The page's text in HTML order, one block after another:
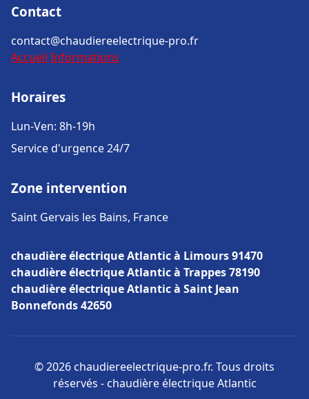
Contact
contact@chaudiereelectrique-pro.fr
Accueil Informations
Horaires
Lun-Ven: 8h-19h
Service d'urgence 24/7
Zone intervention
Saint Gervais les Bains, France
chaudière électrique Atlantic à Limours 91470
chaudière électrique Atlantic à Trappes 78190
chaudière électrique Atlantic à Saint Jean
Bonnefonds 42650
© 2026 chaudiereelectrique-pro.fr. Tous droits
réservés - chaudière électrique Atlantic